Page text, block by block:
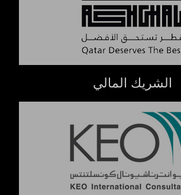
الشريك المالي